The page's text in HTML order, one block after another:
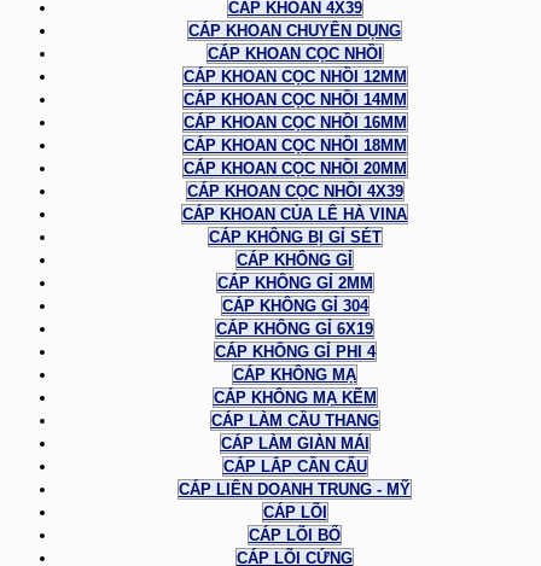
CÁP KHOAN 4X39
CÁP KHOAN CHUYÊN DỤNG
CÁP KHOAN CỌC NHỒI
CÁP KHOAN CỌC NHỒI 12MM
CÁP KHOAN CỌC NHỒI 14MM
CÁP KHOAN CỌC NHỒI 16MM
CÁP KHOAN CỌC NHỒI 18MM
CÁP KHOAN CỌC NHỒI 20MM
CÁP KHOAN CỌC NHỒI 4X39
CÁP KHOAN CỦA LÊ HÀ VINA
CÁP KHÔNG BỊ GỈ SÉT
CÁP KHÔNG GỈ
CÁP KHÔNG GỈ 2MM
CÁP KHÔNG GỈ 304
CÁP KHÔNG GỈ 6X19
CÁP KHÔNG GỈ PHI 4
CÁP KHÔNG MẠ
CÁP KHÔNG MẠ KẼM
CÁP LÀM CẦU THANG
CÁP LÀM GIÀN MÁI
CÁP LẮP CẦN CẨU
CÁP LIÊN DOANH TRUNG - MỸ
CÁP LÕI
CÁP LÕI BỐ
CÁP LÕI CỨNG